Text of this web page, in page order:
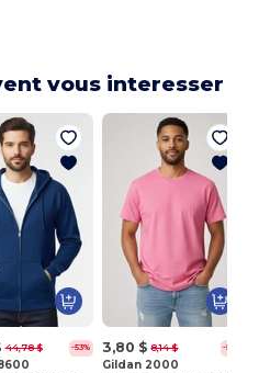
vous interesser
44,78 $ -53% 3,80 $ 8,14 $ -53%
Gildan 2000